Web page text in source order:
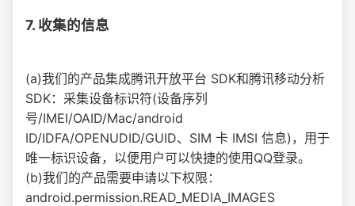
7. 收集的信息
(a)我们的产品集成腾讯开放平台 SDK和腾讯移动分析
SDK：采集设备标识符(设备序列
号/IMEI/OAID/Mac/android
ID/IDFA/OPENUDID/GUID、SIM 卡 IMSI 信息)，用于
唯一标识设备，以便用户可以快捷的使用QQ登录。
(b)我们的产品需要申请以下权限：
android.permission.READ_MEDIA_IMAGES